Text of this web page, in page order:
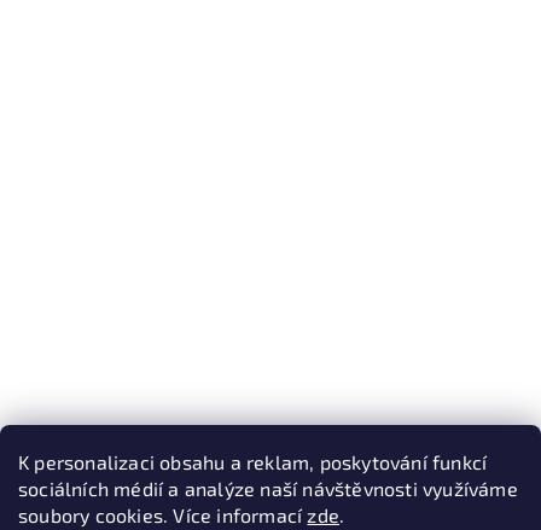
K personalizaci obsahu a reklam, poskytování funkcí
sociálních médií a analýze naší návštěvnosti využíváme
soubory cookies. Více informacízde.